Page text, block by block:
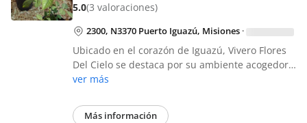
5.0(3 valoraciones)
2300, N3370 Puerto Iguazú, Misiones ·
Ubicado en el corazón de Iguazú, Vivero Flores
Del Cielo se destaca por su ambiente acogedor…
ver más
Más información